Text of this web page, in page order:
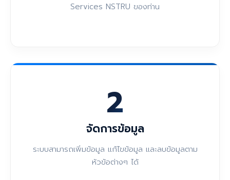
Services NSTRU ของท่าน
2
จัดการข้อมูล
ระบบสามารถเพิ่มข้อมูล แก้ไขข้อมูล และลบข้อมูลตาม
หัวข้อต่างๆ ได้